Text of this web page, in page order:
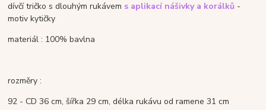
dívčí tričko s dlouhým rukávem s aplikací nášivky a korálků -
motiv kytičky
materiál : 100% bavlna
rozměry :
92 - CD 36 cm, šířka 29 cm, délka rukávu od ramene 31 cm